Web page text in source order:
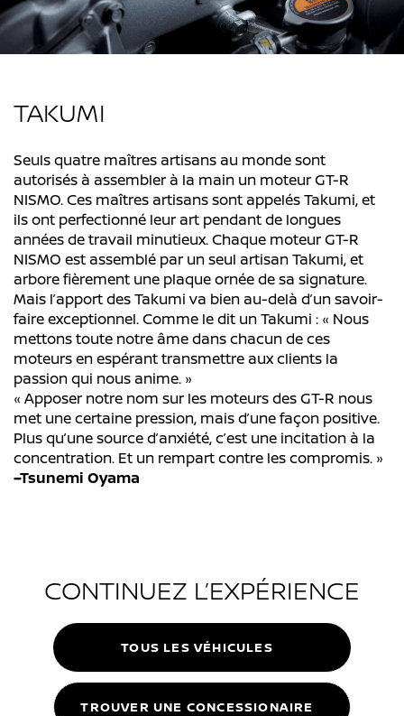
TAKUMI
Seuls quatre maîtres artisans au monde sont
autorisés à assembler à la main un moteur GT-R
NISMO. Ces maîtres artisans sont appelés Takumi, et
ils ont perfectionné leur art pendant de longues
années de travail minutieux. Chaque moteur GT-R
NISMO est assemblé par un seul artisan Takumi, et
arbore fièrement une plaque ornée de sa signature.
Mais l’apport des Takumi va bien au-delà d’un savoir-
faire exceptionnel. Comme le dit un Takumi : « Nous
mettons toute notre âme dans chacun de ces
moteurs en espérant transmettre aux clients la
passion qui nous anime. »
« Apposer notre nom sur les moteurs des GT-R nous
met une certaine pression, mais d’une façon positive.
Plus qu’une source d’anxiété, c’est une incitation à la
concentration. Et un rempart contre les compromis. »
–Tsunemi Oyama
CONTINUEZ L’EXPÉRIENCE
TOUS LES VÉHICULES
TROUVER UNE CONCESSIONAIRE